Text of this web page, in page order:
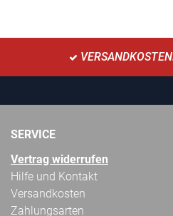
SERVICE
Vertrag widerrufen
Hilfe und Kontakt
Versandkosten
Zahlungsarten